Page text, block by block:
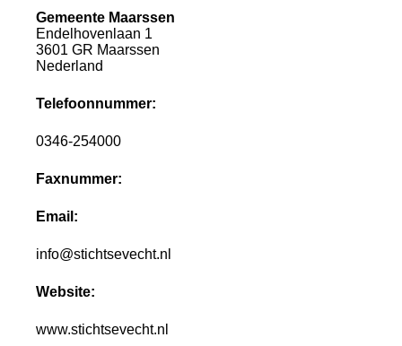
Gemeente Maarssen
Endelhovenlaan 1
3601 GR Maarssen
Nederland
Telefoonnummer:
0346-254000
Faxnummer:
Email:
info@stichtsevecht.nl
Website:
www.stichtsevecht.nl